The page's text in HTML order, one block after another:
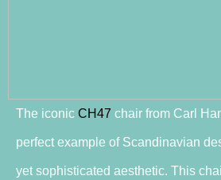
The iconic CH47 chair from Carl
perfect example of Scandinavian
yet sophisticated aesthetic. This